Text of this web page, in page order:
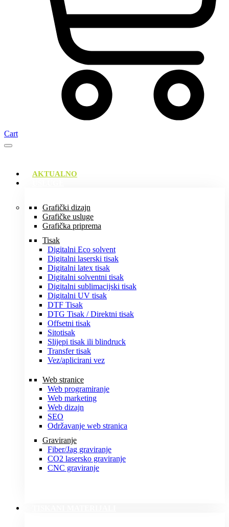
Cart
AKTUALNO
Grafički dizajn
Grafičke usluge
Grafička priprema
Tisak
Digitalni Eco solvent
Digitalni laserski tisak
Digitalni latex tisak
Digitalni solventni tisak
Digitalni sublimacijski tisak
Digitalni UV tisak
DTF Tisak
DTG Tisak / Direktni tisak
Offsetni tisak
Sitotisak
Slijepi tisak ili blindruck
Transfer tisak
Vez/aplicirani vez
Web stranice
Web programiranje
Web marketing
Web dizajn
SEO
Održavanje web stranica
Graviranje
Fiber/Jag graviranje
CO2 lasersko graviranje
CNC graviranje